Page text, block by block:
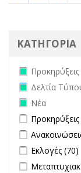
ΚΑΤΗΓΟΡΙΑ
Remove
Remove
Δελτία
Remove Νέα
Νέα
Apply
Apply
Apply Εκλογές
Εκλογές (70)
Apply